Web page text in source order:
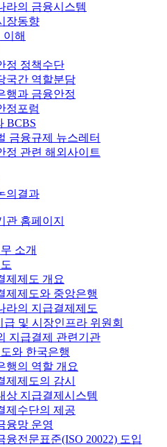
라의 금융시스템
장동향
이해
정 정책수단
국간 역할분담
행과 금융안정
정포럼
BCBS
금융규제 뉴스레터
정 관련 해외사이트
의결과
관 홈페이지
소개
제제도 개요
제제도와 중앙은행
라의 지급결제제도
급 및 시장인프라 위원회
지급결제 관련기관
와 한국은행
행의 역할 개요
제제도의 감시
상 지급결제시스템
제수단의 제공
융망 운영
융전문표준(ISO 20022) 도입